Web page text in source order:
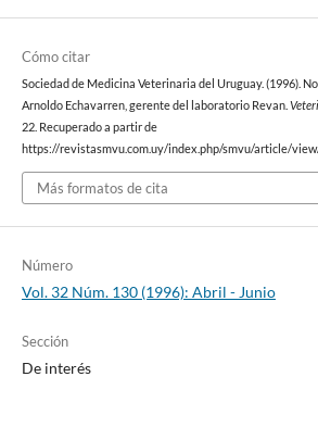
Cómo citar
Sociedad de Medicina Veterinaria del Uruguay. (1996).
Arnoldo Echavarren, gerente del laboratorio Revan.
22. Recuperado a partir de
https://revistasmvu.com.uy/index.php/smvu/article/
Más formatos de cita
Número
Vol. 32 Núm. 130 (1996): Abril - Junio
Sección
De interés